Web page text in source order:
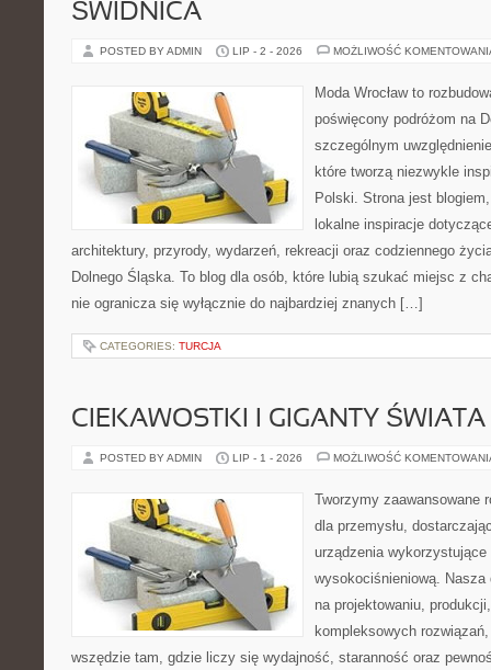
ŚWIDNICA
POSTED BY ADMIN LIP - 2 - 2026 MOŻLIWOŚĆ
Moda Wrocław to
poświęcony podróżom na
szczególnym
które tworzą niezwykle
Polski. Strona jest
lokalne inspiracje
architektury, przyrody, wydarzeń, rekreacji oraz codziennego
Dolnego Śląska. To blog dla osób, które lubią szukać miejsc z
nie ogranicza się wyłącznie do najbardziej znanych […]
CATEGORIES: TURCJA
CIEKAWOSTKI I GIGANTY ŚWIATA
POSTED BY ADMIN LIP - 1 - 2026 MOŻLIWOŚĆ
Tworzymy zaawansowane
dla przemysłu,
urządzenia wykorzystujące
wysokociśnieniową. Nasza
na projektowaniu,
kompleksowych
wszędzie tam, gdzie liczy się wydajność, staranność oraz